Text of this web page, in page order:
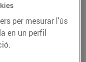
per mesurar l’ús
en un perfil